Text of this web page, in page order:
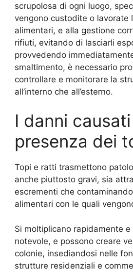
scrupolosa di ogni luogo,
vengono custodite o lavorate
alimentari, e alla gestione
rifiuti, evitando di lasciarli
provvedendo
smaltimento, è necessario
controllare e monitorare la
all’interno che all’esterno.
I danni
presenza dei
Topi e ratti trasmettono
anche piuttosto gravi, sia
escrementi che
alimentari con le quali
Si moltiplicano rapidamente e
notevole, e possono creare
colonie, insediandosi nelle
strutture residenziali e